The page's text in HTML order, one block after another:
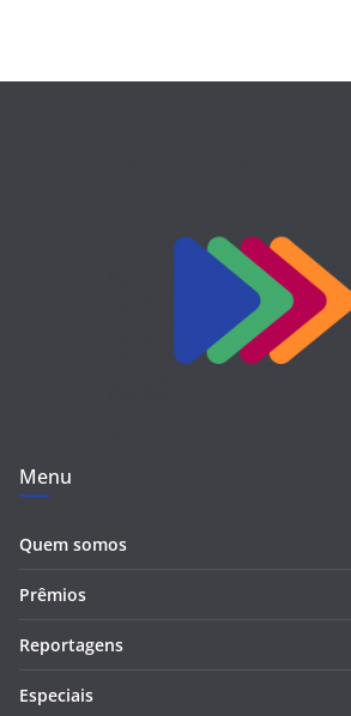
Menu
Quem somos
Prêmios
Reportagens
Especiais